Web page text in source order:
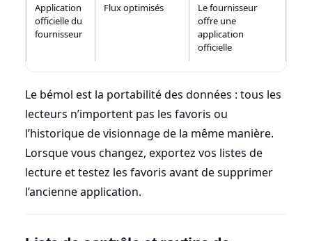
Application
officielle du
fournisseur
Flux optimisés
Le fournisseur
offre une
application
officielle
Le bémol est la portabilité des données : tous les
lecteurs n’importent pas les favoris ou
l’historique de visionnage de la même manière.
Lorsque vous changez, exportez vos listes de
lecture et testez les favoris avant de supprimer
l’ancienne application.